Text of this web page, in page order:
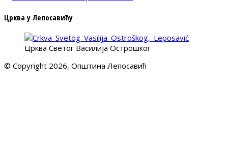
Црква у Лепосавићу
Црква Светог Василија Острошког
© Copyright 2026, Општина Лепосавић